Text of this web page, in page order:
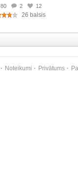
80 2 12
26 balsis
Noteikumi Privātums